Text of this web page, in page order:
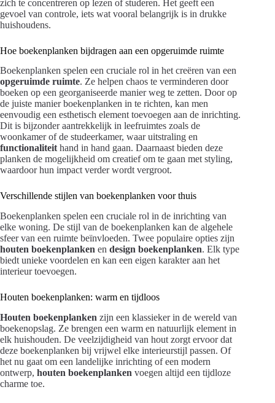
zich te concentreren op lezen of studeren. Het geeft een
gevoel van controle, iets wat vooral belangrijk is in drukke
huishoudens.
Hoe boekenplanken bijdragen aan een opgeruimde ruimte
Boekenplanken spelen een cruciale rol in het creëren van een
opgeruimde ruimte. Ze helpen chaos te verminderen door
boeken op een georganiseerde manier weg te zetten. Door op
de juiste manier boekenplanken in te richten, kan men
eenvoudig een esthetisch element toevoegen aan de inrichting.
Dit is bijzonder aantrekkelijk in leefruimtes zoals de
woonkamer of de studeerkamer, waar uitstraling en
functionaliteit hand in hand gaan. Daarnaast bieden deze
planken de mogelijkheid om creatief om te gaan met styling,
waardoor hun impact verder wordt vergroot.
Verschillende stijlen van boekenplanken voor thuis
Boekenplanken spelen een cruciale rol in de inrichting van
elke woning. De stijl van de boekenplanken kan de algehele
sfeer van een ruimte beïnvloeden. Twee populaire opties zijn
houten boekenplanken en design boekenplanken. Elk type
biedt unieke voordelen en kan een eigen karakter aan het
interieur toevoegen.
Houten boekenplanken: warm en tijdloos
Houten boekenplanken zijn een klassieker in de wereld van
boekenopslag. Ze brengen een warm en natuurlijk element in
elk huishouden. De veelzijdigheid van hout zorgt ervoor dat
deze boekenplanken bij vrijwel elke interieurstijl passen. Of
het nu gaat om een landelijke inrichting of een modern
ontwerp, houten boekenplanken voegen altijd een tijdloze
charme toe.